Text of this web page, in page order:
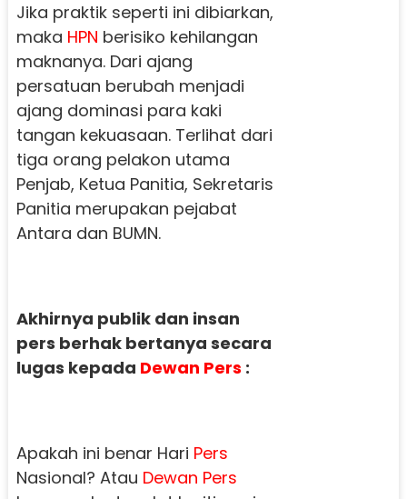
Jika praktik seperti ini dibiarkan,
maka HPN berisiko kehilangan
maknanya. Dari ajang
persatuan berubah menjadi
ajang dominasi para kaki
tangan kekuasaan. Terlihat dari
tiga orang pelakon utama
Penjab, Ketua Panitia, Sekretaris
Panitia merupakan pejabat
Antara dan BUMN.
Akhirnya publik dan insan
pers berhak bertanya secara
lugas kepada Dewan Pers :
Apakah ini benar Hari Pers
Nasional? Atau Dewan Pers